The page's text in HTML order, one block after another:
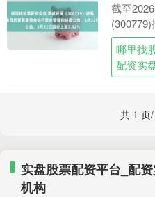
截至
涨3.92%
股当日
哪里找
配资实
共 1 页
实盘股票配资平台_配
机构